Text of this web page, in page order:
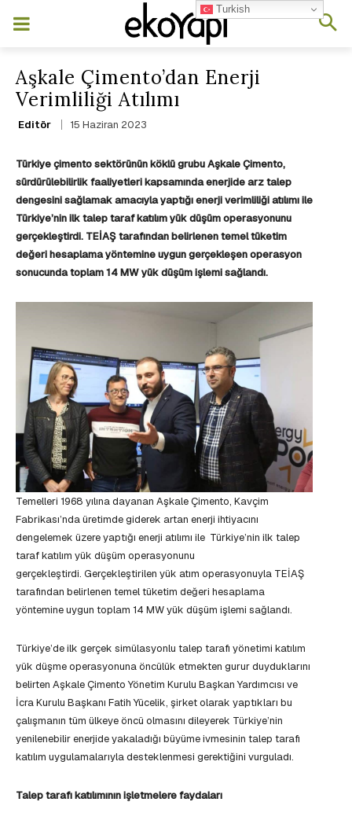
Aşkale Çimento’dan Enerji
Verimliliği Atılımı
Editör 15 Haziran 2023
Türkiye çimento sektörünün köklü grubu Aşkale Çimento,
sürdürülebilirlik faaliyetleri kapsamında enerjide arz talep
dengesini sağlamak amacıyla yaptığı enerji verimliliği atılımı ile
Türkiye’nin ilk talep taraf katılım yük düşüm operasyonunu
gerçekleştirdi. TEİAŞ tarafından belirlenen temel tüketim
değeri hesaplama yöntemine uygun gerçekleşen operasyon
sonucunda toplam 14 MW yük düşüm işlemi sağlandı.
Temelleri 1968 yılına dayanan Aşkale Çimento, Kavçim
Fabrikası’nda üretimde giderek artan enerji ihtiyacını
dengelemek üzere yaptığı enerji atılımı ile Türkiye’nin ilk talep
taraf katılım yük düşüm operasyonunu
gerçekleştirdi. Gerçekleştirilen yük atım operasyonuyla TEİAŞ
tarafından belirlenen temel tüketim değeri hesaplama
yöntemine uygun toplam 14 MW yük düşüm işlemi sağlandı.
Türkiye’de ilk gerçek simülasyonlu talep tarafı yönetimi katılım
yük düşme operasyonuna öncülük etmekten gurur duyduklarını
belirten Aşkale Çimento Yönetim Kurulu Başkan Yardımcısı ve
İcra Kurulu Başkanı Fatih Yücelik, şirket olarak yaptıkları bu
çalışmanın tüm ülkeye öncü olmasını dileyerek Türkiye’nin
yenilenebilir enerjide yakaladığı büyüme ivmesinin talep tarafı
katılım uygulamalarıyla desteklenmesi gerektiğini vurguladı.
Talep tarafı katılımının işletmelere faydaları
Turkish